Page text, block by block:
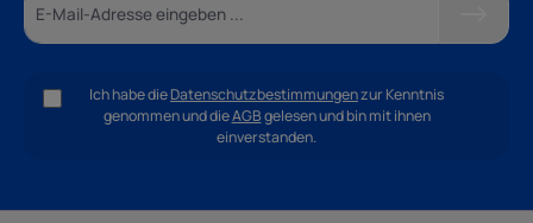
Ich habe dieDatenschutzbestimmungenzur Kenntnis
genommen und dieAGBgelesen und bin mit ihnen
einverstanden.